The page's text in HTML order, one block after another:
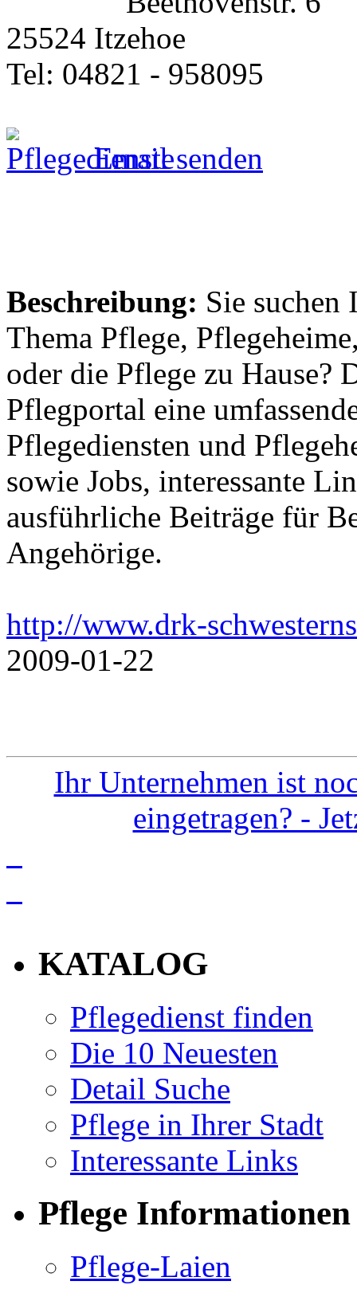
25524 Itzehoe
Tel: 04821 - 958095
Email senden
Beschreibung: Sie suchen
Thema Pflege,
oder die Pflege zu Hause?
Pflegportal eine
Pflegediensten und
sowie Jobs, interessante
ausführliche Beiträge für
Angehörige.
http://www.drk-
2009-01-22
Ihr Unternehmen ist
eingetragen? -
KATALOG
Pflegedienst finden
Die 10 Neuesten
Detail Suche
Pflege in Ihrer Stadt
Interessante Links
Pflege Informationen
Pflege-Laien